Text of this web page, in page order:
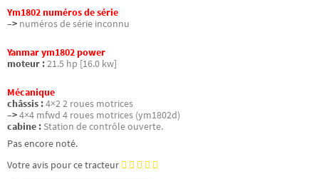
Ym1802 numéros de série
–> numéros de série inconnu
Yanmar ym1802 power
moteur :21.5 hp [16.0 kw]
Mécanique
châssis :4×2 2 roues motrices
–>4×4 mfwd 4 roues motrices (ym1802d)
cabine : Station de contrôle ouverte.
Pas encore noté.
Votre avis pour ce tracteur